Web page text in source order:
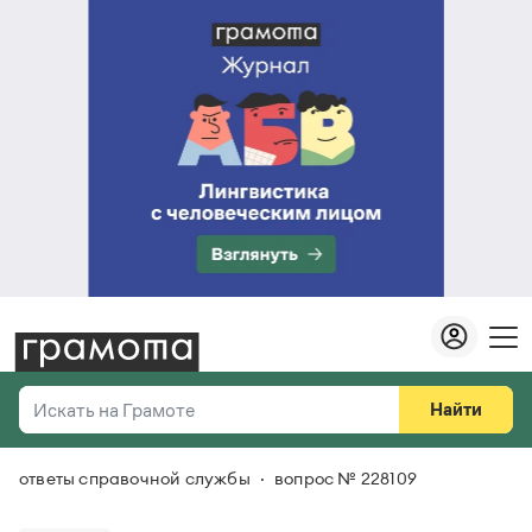
Искать на Грамоте
Справочная служба
Найти
Везде
ответы справочной службы вопрос № 228109